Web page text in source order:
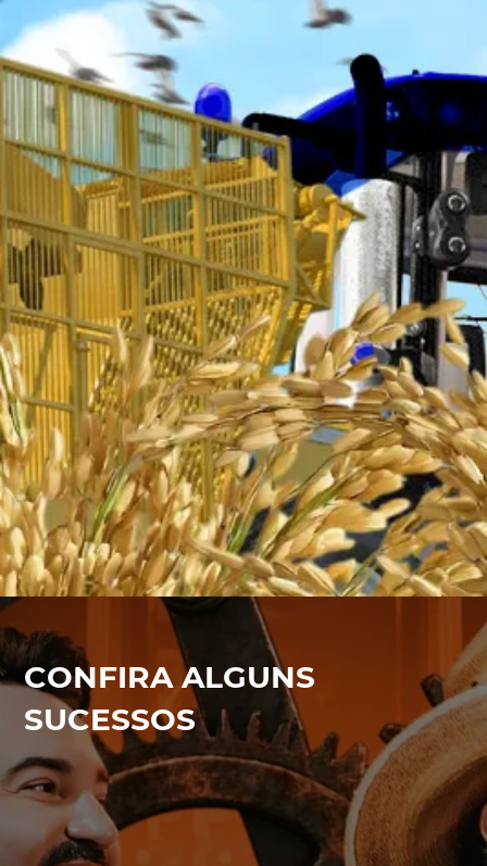
CONFIRA ALGUNS
SUCESSOS